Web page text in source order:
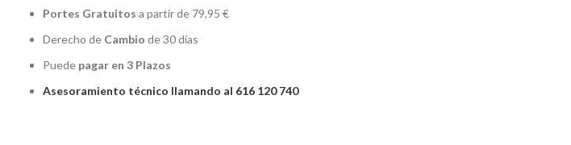
Portes Gratuitos a partir de 79,95 €
Derecho de Cambio de 30 días
Puede pagar en 3 Plazos
Asesoramiento técnico llamando al 616 120 740